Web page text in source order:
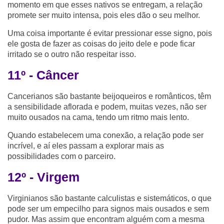
momento em que esses nativos se entregam, a relação
promete ser muito intensa, pois eles dão o seu melhor.
Uma coisa importante é evitar pressionar esse signo, pois
ele gosta de fazer as coisas do jeito dele e pode ficar
irritado se o outro não respeitar isso.
11º - Câncer
Cancerianos são bastante beijoqueiros e românticos, têm
a sensibilidade aflorada e podem, muitas vezes, não ser
muito ousados na cama, tendo um ritmo mais lento.
Quando estabelecem uma conexão, a relação pode ser
incrível, e aí eles passam a explorar mais as
possibilidades com o parceiro.
12º - Virgem
Virginianos são bastante calculistas e sistemáticos, o que
pode ser um empecilho para signos mais ousados e sem
pudor. Mas assim que encontram alguém com a mesma